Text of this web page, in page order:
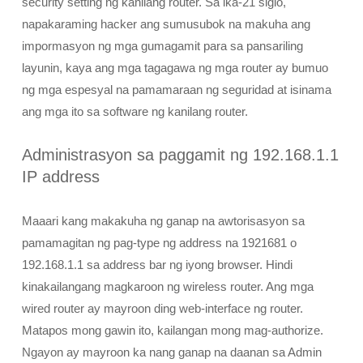
napakaraming hacker ang sumusubok na makuha ang
impormasyon ng mga gumagamit para sa pansariling
layunin, kaya ang mga tagagawa ng mga router ay bumuo
ng mga espesyal na pamamaraan ng seguridad at isinama
ang mga ito sa software ng kanilang router.
Administrasyon sa paggamit ng 192.168.1.1
IP address
Maaari kang makakuha ng ganap na awtorisasyon sa
pamamagitan ng pag-type ng address na 1921681 o
192.168.1.1 sa address bar ng iyong browser. Hindi
kinakailangang magkaroon ng wireless router. Ang mga
wired router ay mayroon ding web-interface ng router.
Matapos mong gawin ito, kailangan mong mag-authorize.
Ngayon ay mayroon ka nang ganap na daanan sa Admin